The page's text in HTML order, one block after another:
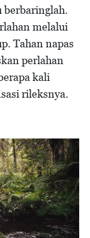
berbaringlah.
melalui
Tahan napas
perlahan
kali
rileksnya.